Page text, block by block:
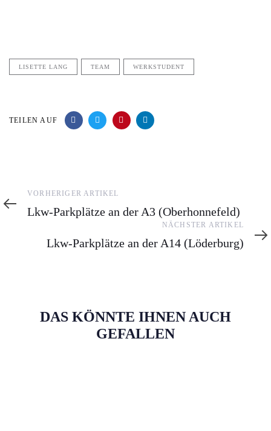
LISETTE LANG TEAM WERKSTUDENT
TEILEN AUF
VORHERIGER ARTIKEL
Lkw-Parkplätze an der A3 (Oberhonnefeld)
NÄCHSTER ARTIKEL
Lkw-Parkplätze an der A14 (Löderburg)